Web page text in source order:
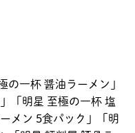
の一杯 醤油ラーメン」
「明星 至極の一杯 塩
メン 5食パック」「明